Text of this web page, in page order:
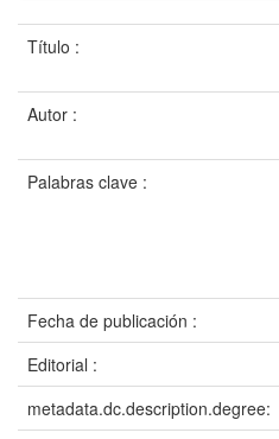
Título :
Autor :
Palabras clave :
Fecha de publicación :
Editorial :
metadata.dc.description.degree: